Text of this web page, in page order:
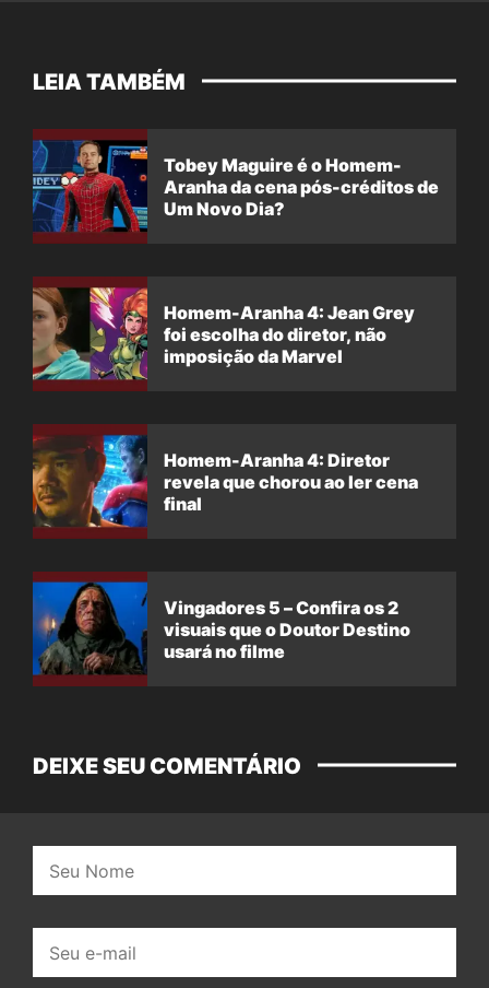
LEIA TAMBÉM
Tobey Maguire é o Homem-
Aranha da cena pós-créditos de
Um Novo Dia?
Homem-Aranha 4: Jean Grey
foi escolha do diretor, não
imposição da Marvel
Homem-Aranha 4: Diretor
revela que chorou ao ler cena
final
Vingadores 5 – Confira os 2
visuais que o Doutor Destino
usará no filme
DEIXE SEU COMENTÁRIO
mail: